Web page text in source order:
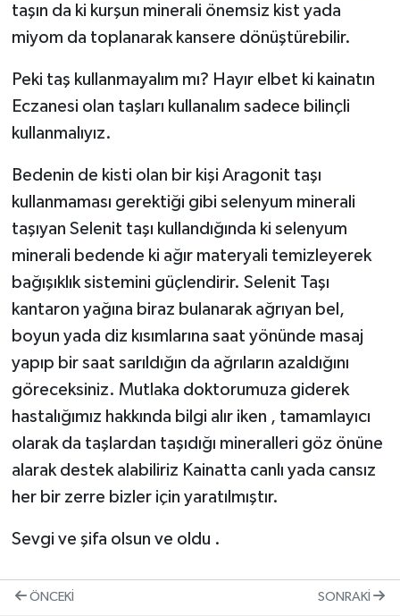
taşın da ki kurşun minerali önemsiz kist yada
miyom da toplanarak kansere dönüştürebilir.
Peki taş kullanmayalım mı? Hayır elbet ki kainatın
Eczanesi olan taşları kullanalım sadece bilinçli
kullanmalıyız.
Bedenin de kisti olan bir kişi Aragonit taşı
kullanmaması gerektiği gibi selenyum minerali
taşıyan Selenit taşı kullandığında ki selenyum
minerali bedende ki ağır materyali temizleyerek
bağışıklık sistemini güçlendirir. Selenit Taşı
kantaron yağına biraz bulanarak ağrıyan bel,
boyun yada diz kısımlarına saat yönünde masaj
yapıp bir saat sarıldığın da ağrıların azaldığını
göreceksiniz. Mutlaka doktorumuza giderek
hastalığımız hakkında bilgi alır iken , tamamlayıcı
olarak da taşlardan taşıdığı mineralleri göz önüne
alarak destek alabiliriz Kainatta canlı yada cansız
her bir zerre bizler için yaratılmıştır.
Sevgi ve şifa olsun ve oldu .
ÖNCEKI SONRAKI